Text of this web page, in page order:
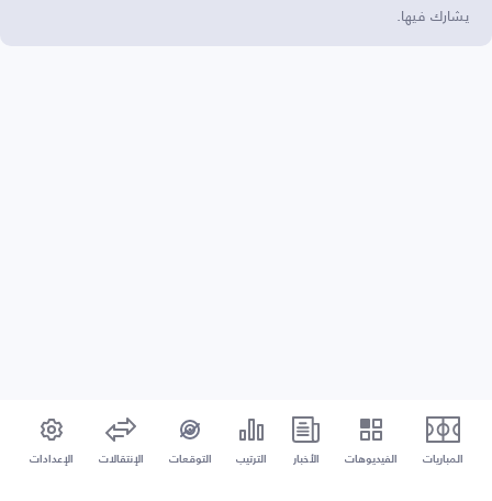
يشارك فيها.
المباريات الفيديوهات الأخبار الترتيب التوقعات الإنتقالات الإعدادات